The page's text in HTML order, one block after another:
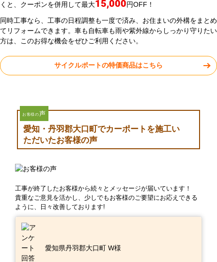
くと、クーポンを併用して最大15,000円OFF！
同時工事なら、工事の日程調整も一度で済み、お住まいの外構をまとめ
てリフォームできます。車も自転車も雨や紫外線からしっかり守りたい
方は、このお得な機会をぜひご利用ください。
サイクルポートの特価商品はこちら
お客様の声
愛知・丹羽郡大口町でカーポートを施工い
ただいたお客様の声
工事が終了したお客様から続々とメッセージが届いています！
貴重なご意見を活かし、少しでもお客様のご要望にお応えできる
ように、日々改善しております!
愛知県丹羽郡大口町 W様